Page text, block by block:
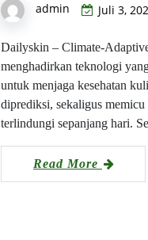
admin Juli 3,
Dailyskin – Climate-
menghadirkan teknologi
untuk menjaga kesehatan
diprediksi, sekaligus
terlindungi sepanjang hari.
Read More